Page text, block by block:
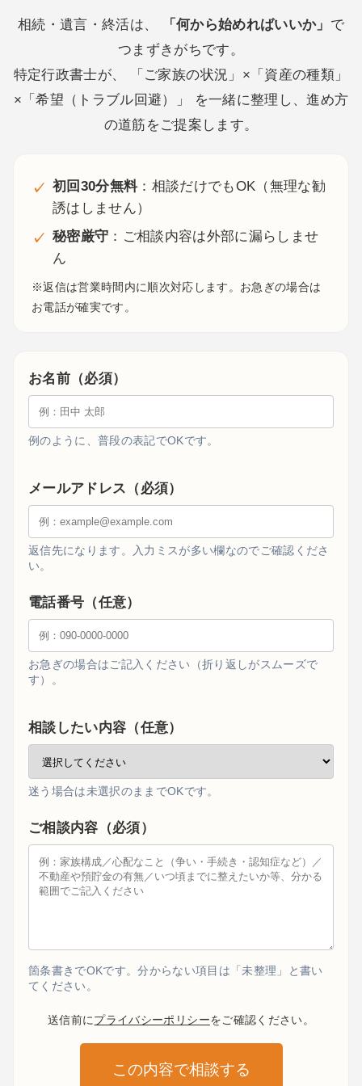
相続・遺言・終活は、 「何から始めればいいか」 で
つまずきがちです。
特定行政書士が、 「ご家族の状況」×「資産の種類」
×「希望（トラブル回避）」 を一緒に整理し、進め方
の道筋をご提案します。
初回30分無料：相談だけでもOK（無理な勧
誘はしません）
秘密厳守 ：ご相談内容は外部に漏らしませ
ん
※返信は営業時間内に順次対応します。お急ぎの場合は
お電話が確実です。
お名前（必須）
例のように、普段の表記でOKです。
メールアドレス（必須）
返信先になります。入力ミスが多い欄なのでご確認くださ
い。
電話番号（任意）
お急ぎの場合はご記入ください（折り返しがスムーズで
す）。
相談したい内容（任意）
迷う場合は未選択のままでOKです。
ご相談内容（必須）
箇条書きでOKです。分からない項目は「未整理」と書い
てください。
送信前にプライバシーポリシーをご確認ください。
この内容で相談する